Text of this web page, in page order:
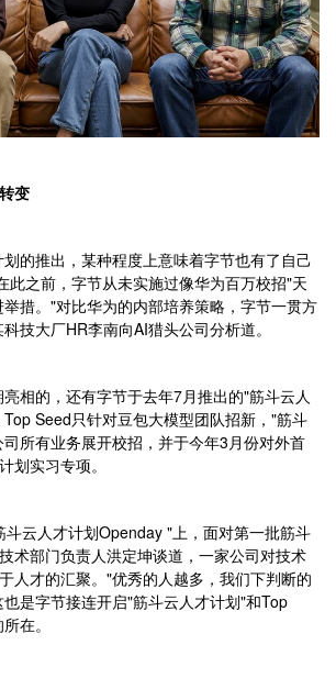
变
的推出，某种程度上意味着字节也有了自己
此之前，字节从未实施过像华为百万校招"天
措。"对比华为的内部培养策略，字节一贯方
技大厂HR李南向AI猎头公司分析道。
相的，还有字节于去年7月推出的"筋斗云人
Seed只针对豆包大模型团队招新，"筋斗
所有业务展开校招，并于今年3月份对外首
划实习专项。
云人才计划Openday "上，面对第一批筋斗
术部门负责人洪定坤谈道，一家公司对技术
人才的汇聚。"优秀的人越多，我们下判断的
是字节接连开启"筋斗云人才计划"和Top
在。